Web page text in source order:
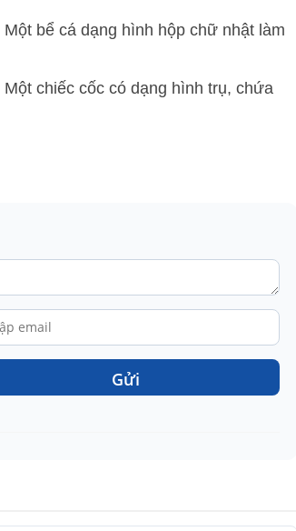
Một bể cá dạng hình hộp chữ nhật làm
Một chiếc cốc có dạng hình trụ, chứa
Gửi